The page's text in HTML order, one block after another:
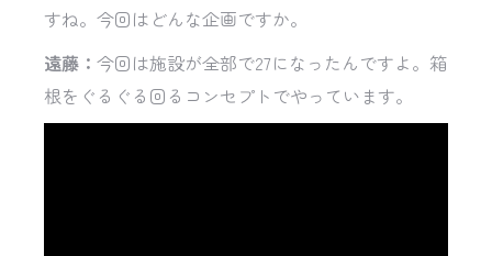
すね。今回はどんな企画ですか。
遠藤： 今回は施設が全部で27になったんですよ。箱
根をぐるぐる回るコンセプトでやっています。